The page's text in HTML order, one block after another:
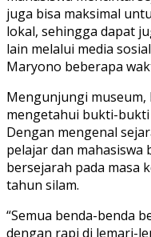
juga bisa maksimal
lokal, sehingga dapat
lain melalui media
Maryono beberapa
Mengunjungi
mengetahui bukti-
Dengan mengenal
pelajar dan mahasiswa
bersejarah pada masa
tahun silam.
“Semua benda-benda
dengan rapi di lemari-